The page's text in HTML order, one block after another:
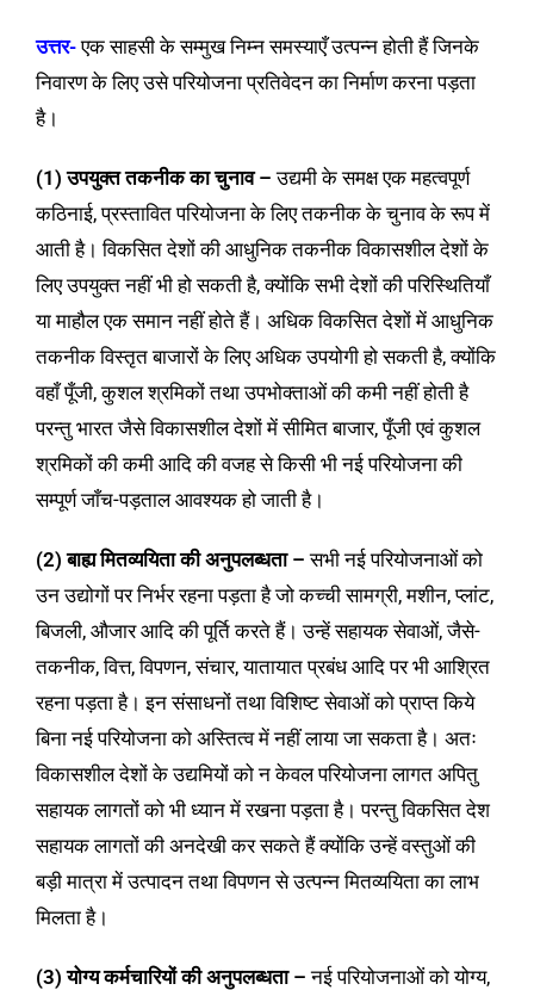
उत्तर-एक साहसी के सम्मुख निम्न समस्याएँ उत्पन्न होती हैं जिनके
निवारण के लिए उसे परियोजना प्रतिवेदन का निर्माण करना पड़ता
है।
(1) उपयुक्त तकनीक का चुनाव – उद्यमी के समक्ष एक महत्वपूर्ण
कठिनाई, प्रस्तावित परियोजना के लिए तकनीक के चुनाव के रूप में
आती है। विकसित देशों की आधुनिक तकनीक विकासशील देशों के
लिए उपयुक्त नहीं भी हो सकती है, क्योंकि सभी देशों की परिस्थितियाँ
या माहौल एक समान नहीं होते हैं। अधिक विकसित देशों में आधुनिक
तकनीक विस्तृत बाजारों के लिए अधिक उपयोगी हो सकती है, क्योंकि
वहाँ पूँजी, कुशल श्रमिकों तथा उपभोक्ताओं की कमी नहीं होती है
परन्तु भारत जैसे विकासशील देशों में सीमित बाजार, पूँजी एवं कुशल
श्रमिकों की कमी आदि की वजह से किसी भी नई परियोजना की
सम्पूर्ण जाँच-पड़ताल आवश्यक हो जाती है।
(2) बाह्य मितव्ययिता की अनुपलब्धता – सभी नई परियोजनाओं को
उन उद्योगों पर निर्भर रहना पड़ता है जो कच्ची सामग्री, मशीन, प्लांट,
बिजली, औजार आदि की पूर्ति करते हैं। उन्हें सहायक सेवाओं, जैसे-
तकनीक, वित्त, विपणन, संचार, यातायात प्रबंध आदि पर भी आश्रित
रहना पड़ता है। इन संसाधनों तथा विशिष्ट सेवाओं को प्राप्त किये
बिना नई परियोजना को अस्तित्व में नहीं लाया जा सकता है। अतः
विकासशील देशों के उद्यमियों को न केवल परियोजना लागत अपितु
सहायक लागतों को भी ध्यान में रखना पड़ता है। परन्तु विकसित देश
सहायक लागतों की अनदेखी कर सकते हैं क्योंकि उन्हें वस्तुओं की
बड़ी मात्रा में उत्पादन तथा विपणन से उत्पन्न मितव्ययिता का लाभ
मिलता है।
(3) योग्य कर्मचारियों की अनुपलब्धता – नई परियोजनाओं को योग्य,